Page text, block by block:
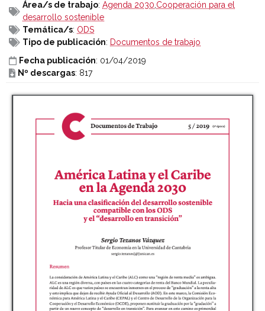
Área/s de trabajo: Agenda 2030,Cooperación para el
desarrollo sostenible
Temática/s: ODS
Tipo de publicación: Documentos de trabajo
Fecha publicación: 01/04/2019
Nº descargas: 817